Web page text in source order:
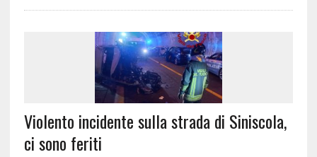
Violento incidente sulla strada di Siniscola,
ci sono feriti